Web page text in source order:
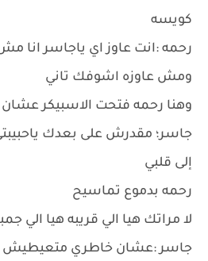
كويسه
رحمه :انت عاوز اي ياجاسر انا
ومش عاوزه اشوفك تاني
وهنا رحمه فتحت الاسبيكر
جاسر؛ مقدرش على بعدك
إلى قلبي
رحمه بدموع تماسيح
لا مراتك هيا الي قريبه هيا الي
جاسر :عشان خاطري متعيطيش